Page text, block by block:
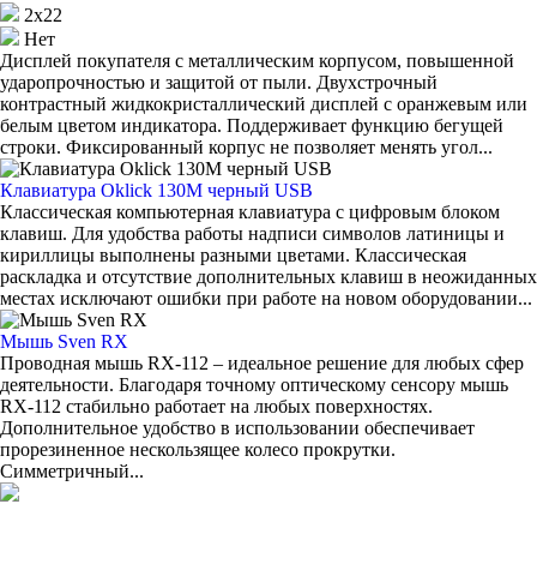
2х22
Нет
Дисплей покупателя с металлическим корпусом, повышенной
ударопрочностью и защитой от пыли. Двухстрочный
контрастный жидкокристаллический дисплей с оранжевым или
белым цветом индикатора. Поддерживает функцию бегущей
строки. Фиксированный корпус не позволяет менять угол...
Клавиатура Oklick 130M черный USB
Классическая компьютерная клавиатура с цифровым блоком
клавиш. Для удобства работы надписи символов латиницы и
кириллицы выполнены разными цветами. Классическая
раскладка и отсутствие дополнительных клавиш в неожиданных
местах исключают ошибки при работе на новом оборудовании...
Мышь Sven RX
Проводная мышь RX-112 – идеальное решение для любых сфер
деятельности. Благодаря точному оптическому сенсору мышь
RX-112 стабильно работает на любых поверхностях.
Дополнительное удобство в использовании обеспечивает
прорезиненное нескользящее колесо прокрутки.
Симметричный...